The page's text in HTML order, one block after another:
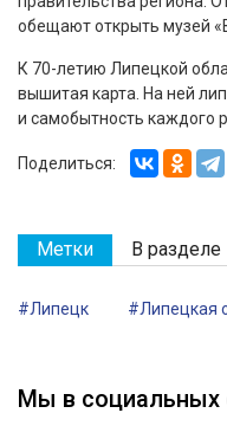
обещают открыть музей
К 70-летию Липецкой
вышитая карта. На ней
и самобытность каждого
Поделиться:
Метки В разделе
#Липецк #Липецкая
Мы в социальных